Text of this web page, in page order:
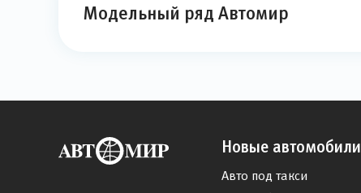
Модельный ряд Автомир
Новые автомобили
Авто под такси